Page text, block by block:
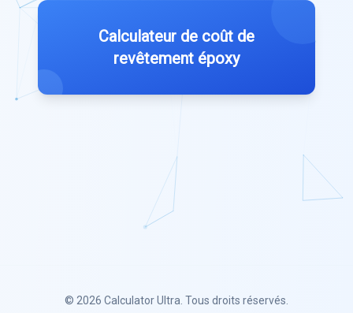
Calculateur de coût de
revêtement époxy
© 2026 Calculator Ultra . Tous droits réservés.